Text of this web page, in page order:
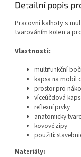
Detailní popis
Pracovní kalhoty s
tvarováním kolen a
Vlastnosti:
multifunkční
kapsa na mobil
prostor pro
víceúčelová
reflexní prvky
anatomicky
kovové zipy
použití:
Materiály: